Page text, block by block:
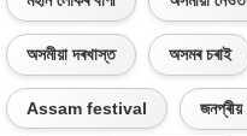
অসমীয়া দৰখাস্ত অসমৰ চৰাই
Assam festival জনপ্ৰীয়